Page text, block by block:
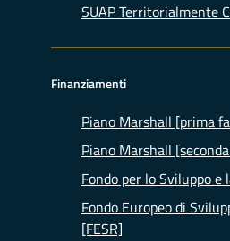
SUAP Territorialmente
Finanziamenti
Piano Marshall [prima
Piano Marshall
Fondo per lo Sviluppo e
Fondo Europeo di
[FESR]